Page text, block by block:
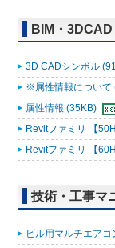
BIM・
3D CADシンボル
※属性情報について
属性情報 (35KB)
Revitファミリ 【
Revitファミリ 【
技術・工事マ
ビル用マルチエア